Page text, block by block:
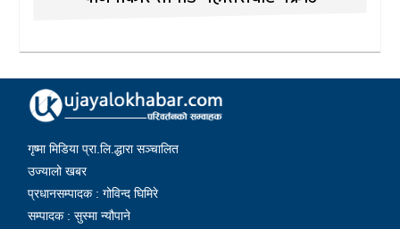
गृष्मा मिडिया प्रा.लि.द्धारा सञ्चालित
उज्यालो खबर
प्रधानसम्पादक : गोविन्द घिमिरे
सम्पादक : सुस्मा न्यौपाने